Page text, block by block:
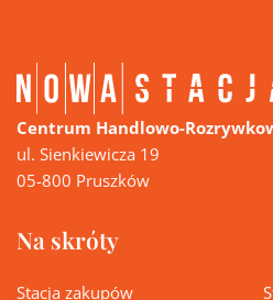
Centrum Handlowo-
ul. Sienkiewicza 19
05-800 Pruszków
Na skróty
Stacja zakupów